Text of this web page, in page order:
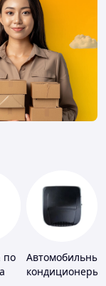
по
Автомобильные
кондиционеры